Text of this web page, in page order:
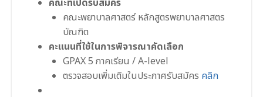
คณะพยาบาลศาสตร์ หลักสูตรพยาบาลศาสตร
บัณฑิต
คะแนนที่ใช้ในการพิจารณาคัดเลือก
GPAX 5 ภาคเรียน / A-level
ตรวจสอบเพิ่มเติมในประกาศรับสมัคร คลิก